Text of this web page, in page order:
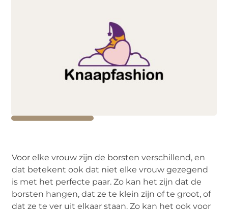
Voor elke vrouw zijn de borsten verschillend, en
dat betekent ook dat niet elke vrouw gezegend
is met het perfecte paar. Zo kan het zijn dat de
borsten hangen, dat ze te klein zijn of te groot, of
dat ze te ver uit elkaar staan. Zo kan het ook voor